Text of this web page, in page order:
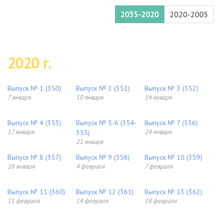
2035-2020 2020-2005
2020 г.
Выпуск № 1 (350)
7 января
Выпуск № 2 (351)
10 января
Выпуск № 3 (352)
14 января
Выпуск № 4 (353)
17 января
Выпуск № 5-6 (354-
355)
21 января
Выпуск № 7 (356)
24 января
Выпуск № 8 (357)
28 января
Выпуск № 9 (358)
4 февраля
Выпуск № 10 (359)
7 февраля
Выпуск № 11 (360)
11 февраля
Выпуск № 12 (361)
14 февраля
Выпуск № 13 (362)
18 февраля